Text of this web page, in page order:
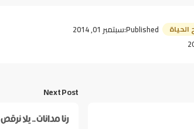
الحياة Published:سبتمبر 01, 2014
Next Post
رنا مدانات.. يلا نرقص